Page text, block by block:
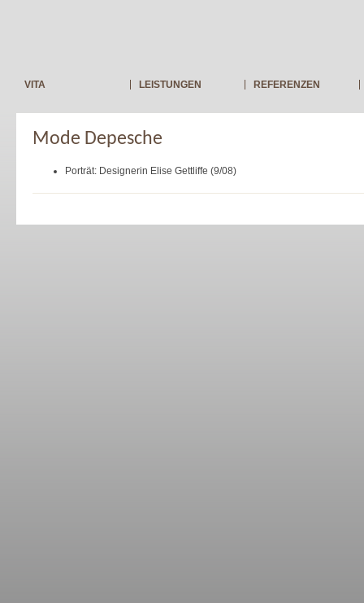
VITA LEISTUNGEN REFERENZEN
Mode Depesche
Porträt: Designerin Elise Gettliffe (9/08)